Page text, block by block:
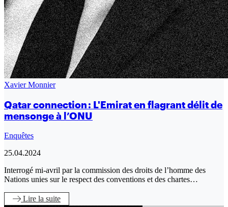
Xavier Monnier
Qatar connection : L'Emirat en flagrant délit de
mensonge à l’ONU
Enquêtes
25.04.2024
Interrogé mi-avril par la commission des droits de l’homme des
Nations unies sur le respect des conventions et des chartes…
Lire la suite